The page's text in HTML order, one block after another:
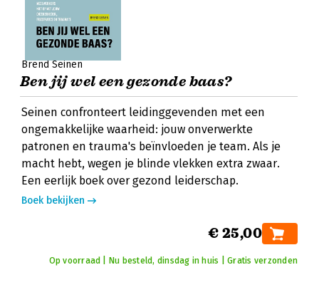
Brend Seinen
Ben jij wel een gezonde baas?
Seinen confronteert leidinggevenden met een
ongemakkelijke waarheid: jouw onverwerkte
patronen en trauma's beïnvloeden je team. Als je
macht hebt, wegen je blinde vlekken extra zwaar.
Een eerlijk boek over gezond leiderschap.
Boek bekijken
€ 25,00
Op voorraad | Nu besteld, dinsdag in huis | Gratis verzonden